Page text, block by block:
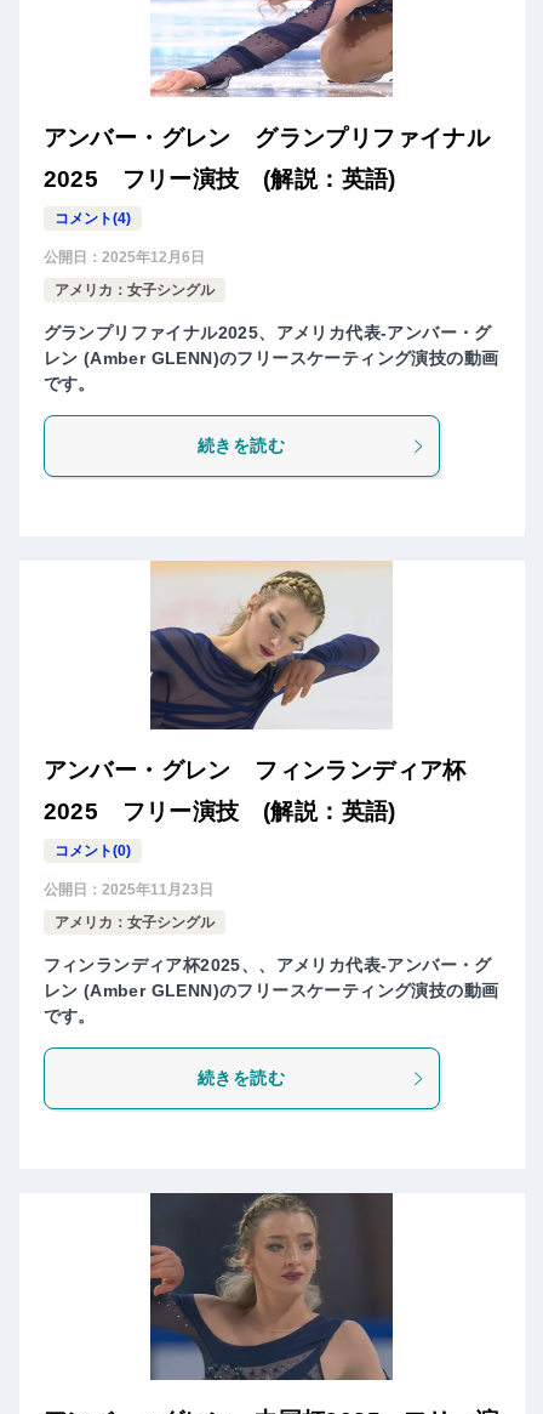
アンバー・グレン グランプリファイナル
2025 フリー演技 (解説：英語)
コメント(4)
公開日： 2025年12月6日
アメリカ：女子シングル
グランプリファイナル2025、アメリカ代表-アンバー・グ
レン (Amber GLENN)のフリースケーティング演技の動画
です。
続きを読む
アンバー・グレン フィンランディア杯
2025 フリー演技 (解説：英語)
コメント(0)
公開日： 2025年11月23日
アメリカ：女子シングル
フィンランディア杯2025、、アメリカ代表-アンバー・グ
レン (Amber GLENN)のフリースケーティング演技の動画
です。
続きを読む